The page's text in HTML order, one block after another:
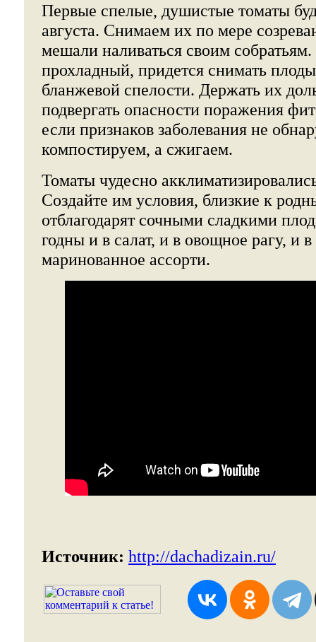
Первые спелые, душистые томаты
августа. Снимаем их по мере
мешали наливаться своим собратьям.
прохладный, придется снимать
бланжевой спелости. Держать их
подвергать опасности поражения
если признаков заболевания не
компостируем, а сжигаем.
Томаты чудесно
Создайте им условия, близкие к
отблагодарят сочными сладкими
годны и в салат, и в овощное рагу, и
маринованное ассорти.
Источник: http://dachadizain.ru/